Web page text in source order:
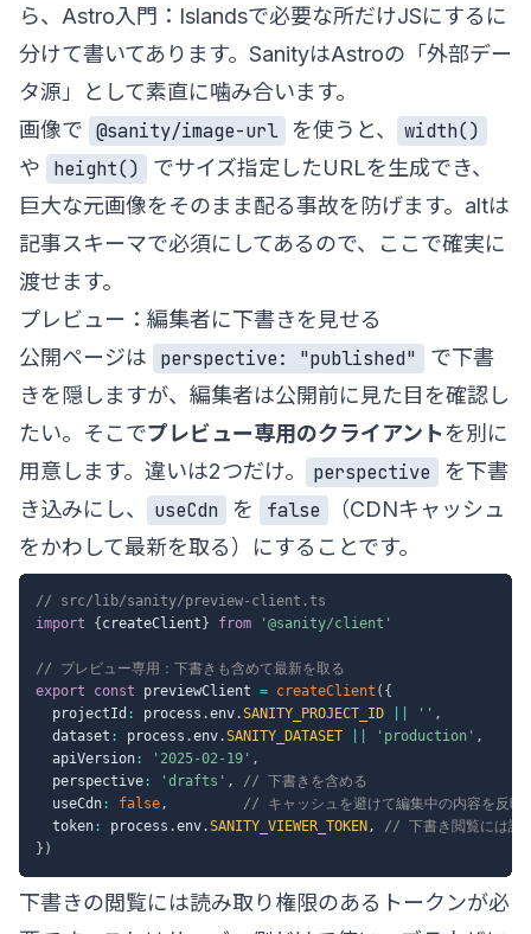
ら、 Astro入門：Islandsで必要な所だけJSにする に
分けて書いてあります。SanityはAstroの「外部デー
タ源」として素直に噛み合います。
画像で @sanity/image-url を使うと、
width()
や
height()
でサイズ指定したURLを生成でき、
巨大な元画像をそのまま配る事故を防げます。altは
記事スキーマで必須にしてあるので、ここで確実に
渡せます。
プレビュー：編集者に下書きを見せる
公開ページは
perspective: "published"
で下書
きを隠しますが、編集者は公開前に見た目を確認し
たい。そこでプレビュー専用のクライアントを別に
用意します。違いは2つだけ。
perspective
を下書
き込みにし、
useCdn を false
（CDNキャッシュ
をかわして最新を取る）にすることです。
// src/lib/sanity/preview-client.ts
import
{ createClient } from '@sanity/client'
// プレビュー専用：下書きも含めて最新を取る
export
const previewClient = createClient ( {
  projectId
: process .env.SANITY_PROJECT_ID '' ,
  dataset
: process .env.SANITY_DATASET 'production' ,
  apiVersion
: '2025-02-19' ,
  perspective
: 'drafts' ,
// 下書きを含める
  useCdn
: false,
// キャッシュを避けて編集中の内容を反映
  token
: process .env.SANITY_VIEWER_TOKEN ,
// 下書き閲覧には読
} )
下書きの閲覧には読み取り権限のあるトークンが必